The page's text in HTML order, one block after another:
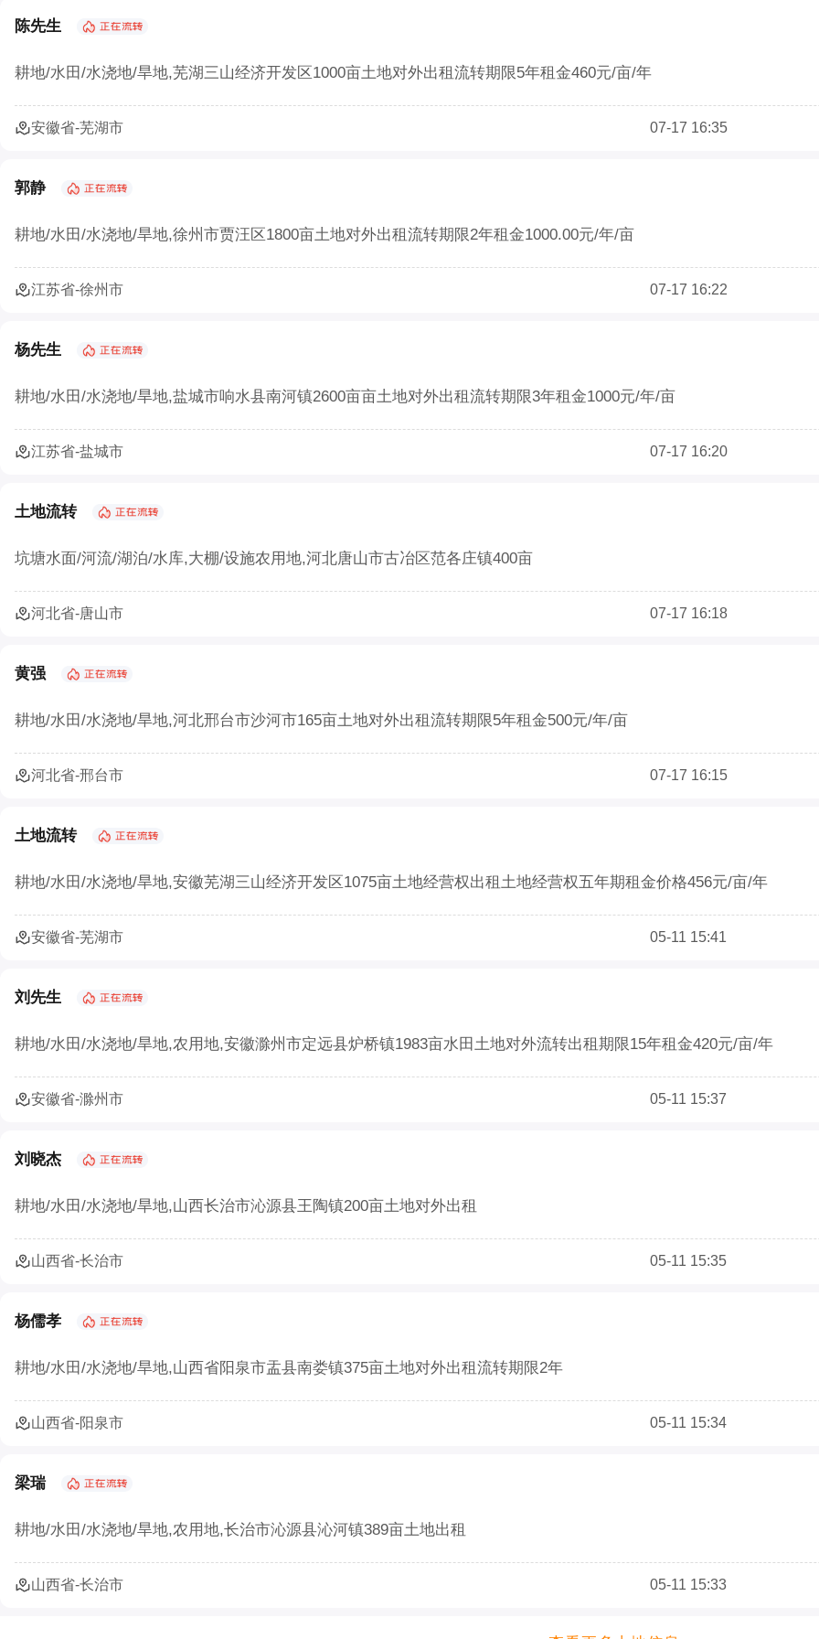
确保承包地经营权流转价格合理
土地流转怎样实施才能实现效益最大化？
北京市农村土地经营权流转价格模型正式发布
宁夏二轮土地延包1634万余亩承包农户涉及100万余户
陈先生
耕地/水田/水浇地/旱地,芜湖三山经济开发区1000亩土地对外出租流转期限5年租金460元/亩/年
安徽省-芜湖市 07-17 16:35
郭静
耕地/水田/水浇地/旱地,徐州市贾汪区1800亩土地对外出租流转期限2年租金1000.00元/年/亩
江苏省-徐州市 07-17 16:22
杨先生
耕地/水田/水浇地/旱地,盐城市响水县南河镇2600亩亩土地对外出租流转期限3年租金1000元/年/亩
江苏省-盐城市 07-17 16:20
土地流转
坑塘水面/河流/湖泊/水库,大棚/设施农用地,河北唐山市古冶区范各庄镇400亩
河北省-唐山市 07-17 16:18
黄强
耕地/水田/水浇地/旱地,河北邢台市沙河市165亩土地对外出租流转期限5年租金500元/年/亩
河北省-邢台市 07-17 16:15
土地流转
耕地/水田/水浇地/旱地,安徽芜湖三山经济开发区1075亩土地经营权出租土地经营权五年期租金价格456元/亩/年
安徽省-芜湖市 05-11 15:41
刘先生
耕地/水田/水浇地/旱地,农用地,安徽滁州市定远县炉桥镇1983亩水田土地对外流转出租期限15年租金420元/亩/年
安徽省-滁州市 05-11 15:37
刘晓杰
耕地/水田/水浇地/旱地,山西长治市沁源县王陶镇200亩土地对外出租
山西省-长治市 05-11 15:35
杨儒孝
耕地/水田/水浇地/旱地,山西省阳泉市盂县南娄镇375亩土地对外出租流转期限2年
山西省-阳泉市 05-11 15:34
梁瑞
耕地/水田/水浇地/旱地,农用地,长治市沁源县沁河镇389亩土地出租
山西省-长治市 05-11 15:33